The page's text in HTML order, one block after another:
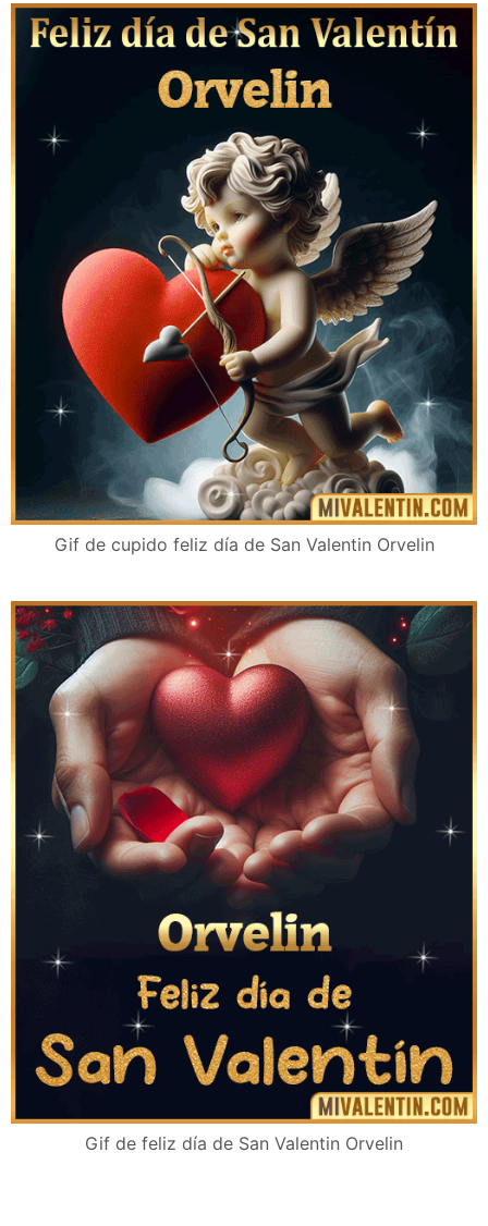
Gif de cupido feliz día de San Valentin Orvelin
Gif de feliz día de San Valentin Orvelin